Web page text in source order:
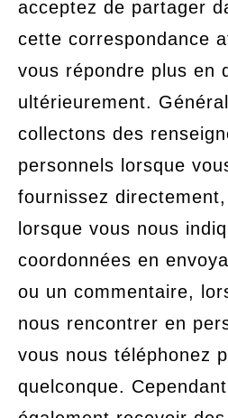
acceptez de partager
cette correspondance
vous répondre plus en
ultérieurement.
collectons des
personnels lorsque
fournissez
lorsque vous nous
coordonnées en
ou un commentaire,
nous rencontrer en
vous nous téléphonez
quelconque.